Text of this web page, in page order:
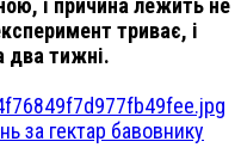
триває, і
два тижні.
за гектар бавовнику